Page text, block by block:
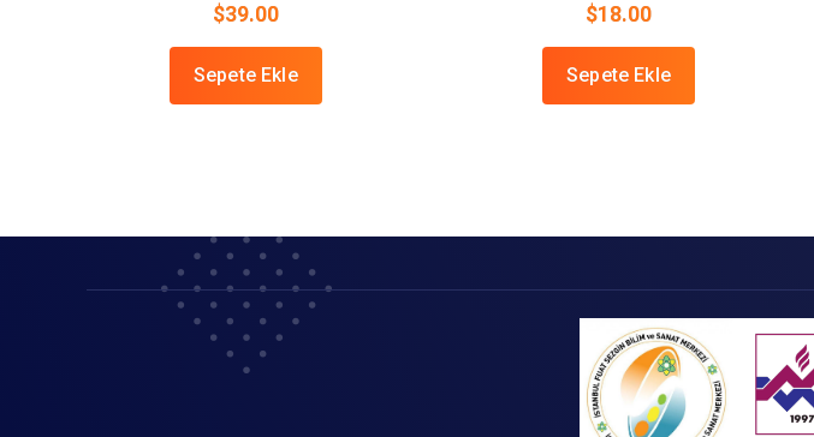
$39.00
Sepete Ekle
$18.00
Sepete Ekle